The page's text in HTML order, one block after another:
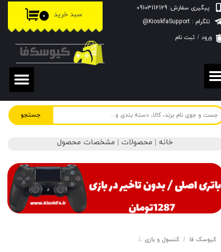
جستجو
پیگیری سفارش: 09103112129
۰ سبد خرید
ورود / ثبت نام
حساب کاربری من
تغییر گذر واژه
سفارشات
خروج از حساب کاربری
تلگرام : KioskfaSupport@
خانه | محصولات | مشخصات محصول
کیوسک‌ فا کنسول و بازی